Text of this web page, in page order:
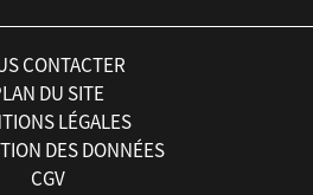
CONTACTER
DU SITE
LÉGALES
DES DONNÉES
CGV